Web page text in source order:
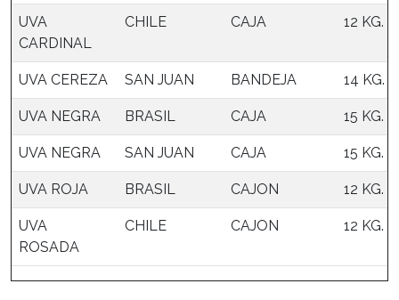
UVA
CARDINAL
CHILE CAJA 12 KG.
UVA CEREZA SAN JUAN BANDEJA 14 KG.
UVA NEGRA BRASIL CAJA 15 KG.
UVA NEGRA SAN JUAN CAJA 15 KG.
UVA ROJA BRASIL CAJON 12 KG.
UVA
ROSADA
CHILE CAJON 12 KG.